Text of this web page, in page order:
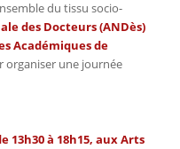
du tissu socio-
des Docteurs (ANDès)
Académiques de
organiser une journée
13h30 à 18h15, aux Arts